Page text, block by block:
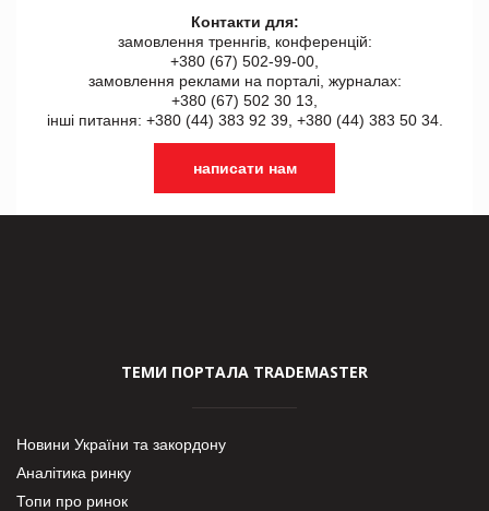
Контакти для:
замовлення треннгів, конференцій:
+380 (67) 502-99-00,
замовлення реклами на порталі, журналах:
+380 (67) 502 30 13,
інші питання: +380 (44) 383 92 39, +380 (44) 383 50 34.
написати нам
ТЕМИ ПОРТАЛА TRADEMASTER
Новини України та закордону
Аналітика ринку
Топи про ринок